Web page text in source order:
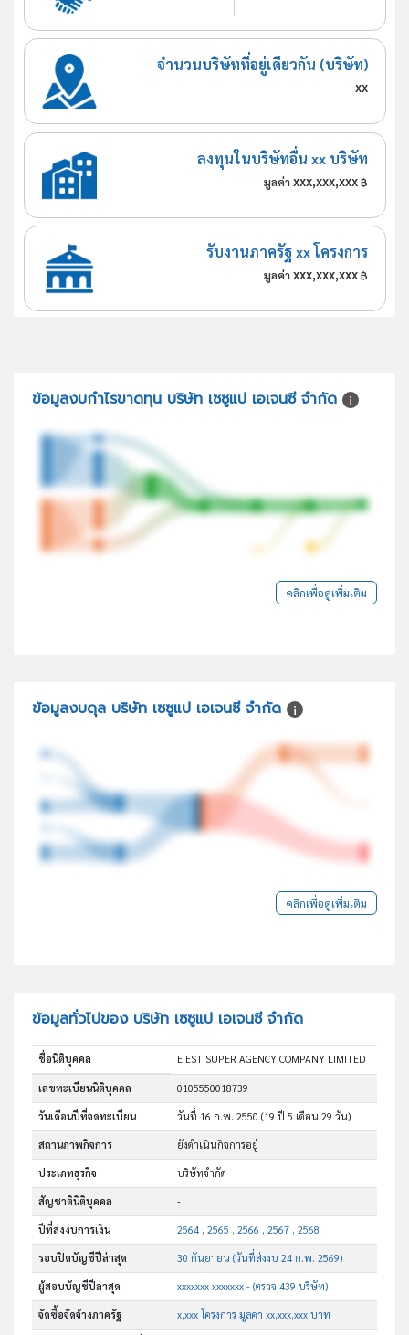
จำนวนบริษัทที่อยู่เดียวกัน (บริษัท)
xx
ลงทุนในบริษัทอื่น xx บริษัท
มูลค่า xxx,xxx,xxx ฿
รับงานภาครัฐ xx โครงการ
มูลค่า xxx,xxx,xxx ฿
ข้อมูลงบกำไรขาดทุน บริษัท เซซูแป เอเจนซี จำกัด
คลิกเพื่อดูเพิ่มเติม
ข้อมูลงบดุล บริษัท เซซูแป เอเจนซี จำกัด
คลิกเพื่อดูเพิ่มเติม
ข้อมูลทั่วไปของ บริษัท เซซูแป เอเจนซี จำกัด
ชื่อนิติบุคคล E'EST SUPER AGENCY COMPANY LIMITED
เลขทะเบียนนิติบุคคล 0105550018739
วันเดือนปีที่จดทะเบียน วันที่ 16 ก.พ. 2550(19 ปี 5 เดือน 29 วัน)
สถานภาพกิจการ ยังดำเนินกิจการอยู่
ประเภทธุรกิจ บริษัทจำกัด
สัญชาตินิติบุคคล -
ปีที่ส่งงบการเงิน 2564 , 2565 , 2566 , 2567 , 2568
รอบปิดบัญชีปีล่าสุด 30 กันยายน (วันที่ส่งงบ 24 ก.พ. 2569)
ผู้สอบบัญชีปีล่าสุด xxxxxxx xxxxxxx - (ตรวจ 439 บริษัท)
จัดซื้อจัดจ้างภาครัฐ x,xxx โครงการ มูลค่า xx,xxx,xxx บาท